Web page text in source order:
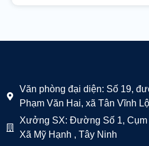
Văn phòng đại diện: Số 19,
Phạm Văn Hai, xã Tân Vĩnh
Xưởng SX: Đường Số 1, Cụm
Xã Mỹ Hạnh , Tây Ninh